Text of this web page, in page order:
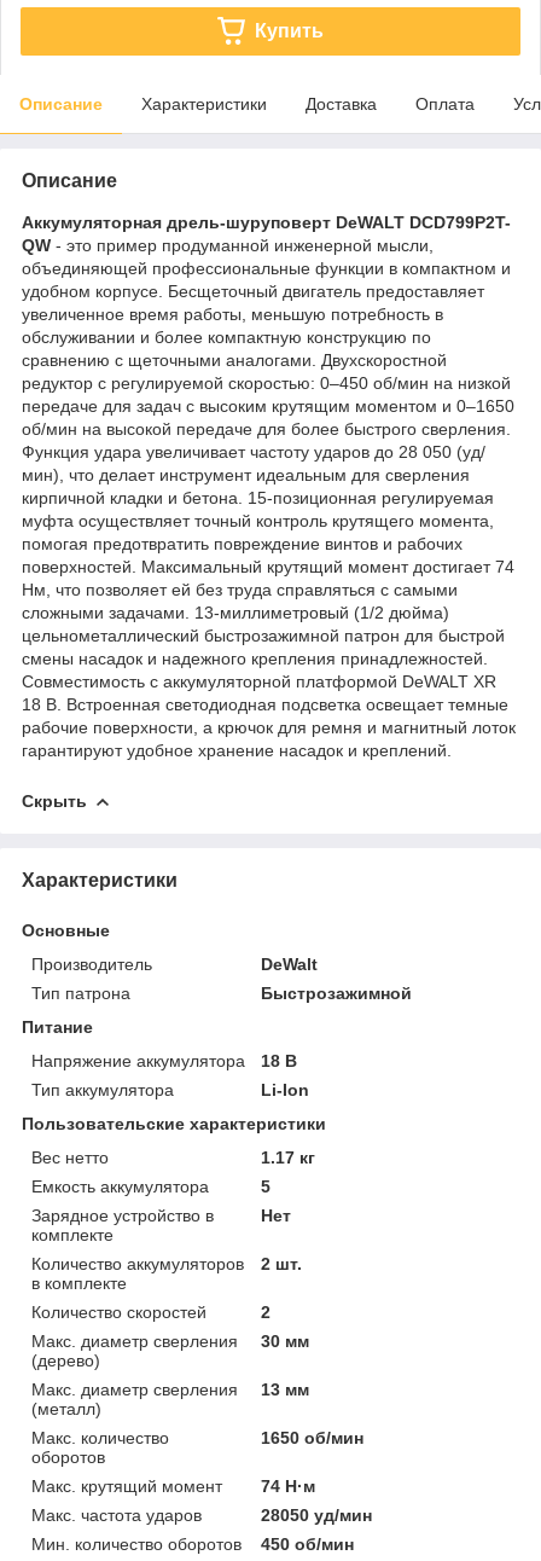
Купить
Описание Характеристики Доставка Оплата
Описание
Аккумуляторная дрель-шуруповерт DeWALT DCD799P2T-
QW - это пример продуманной инженерной мысли,
объединяющей профессиональные функции в компактном и
удобном корпусе. Бесщеточный двигатель предоставляет
увеличенное время работы, меньшую потребность в
обслуживании и более компактную конструкцию по
сравнению с щеточными аналогами. Двухскоростной
редуктор с регулируемой скоростью: 0–450 об/мин на низкой
передаче для задач с высоким крутящим моментом и 0–1650
об/мин на высокой передаче для более быстрого сверления.
Функция удара увеличивает частоту ударов до 28 050 (уд/
мин), что делает инструмент идеальным для сверления
кирпичной кладки и бетона. 15-позиционная регулируемая
муфта осуществляет точный контроль крутящего момента,
помогая предотвратить повреждение винтов и рабочих
поверхностей. Максимальный крутящий момент достигает 74
Нм, что позволяет ей без труда справляться с самыми
сложными задачами. 13-миллиметровый (1/2 дюйма)
цельнометаллический быстрозажимной патрон для быстрой
смены насадок и надежного крепления принадлежностей.
Совместимость с аккумуляторной платформой DeWALT XR
18 В. Встроенная светодиодная подсветка освещает темные
рабочие поверхности, а крючок для ремня и магнитный лоток
гарантируют удобное хранение насадок и креплений.
Скрыть
Характеристики
Основные
Производитель
DeWalt
Тип патрона
Быстрозажимной
Питание
Напряжение аккумулятора
18 В
Тип аккумулятора
Li-Ion
Пользовательские характеристики
Вес нетто
1.17 кг
Емкость аккумулятора
5
Зарядное устройство в
комплекте
Нет
Количество аккумуляторов
в комплекте
2 шт.
Количество скоростей
2
Макс. диаметр сверления
(дерево)
30 мм
Макс. диаметр сверления
(металл)
13 мм
Макс. количество
оборотов
1650 об/мин
Макс. крутящий момент
74 Н·м
Макс. частота ударов
28050 уд/мин
Мин. количество оборотов
450 об/мин